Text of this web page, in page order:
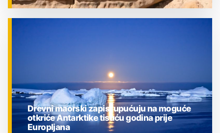
Drevni maorski zapisi upućuju na moguće
otkriće Antarktike tisuću godina prije
Europljana